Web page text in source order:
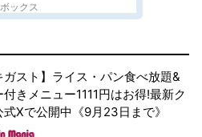
ックス
ガスト】ライス・パン食べ放題&
きメニュー1111円はお得!最新ク
Xで公開中《9月23日まで》